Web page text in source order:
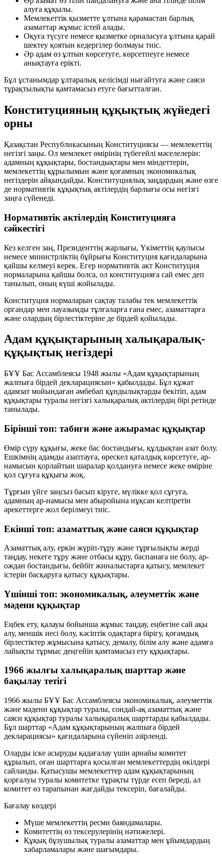
алуға құқылы.
Мемлекеттік қызметте ұлтына қарамастан барлық
азаматтар жұмыс істей алады.
Оқуға түсуге немесе қызметке орналасуға ұлтына қарай
шектеу қоятын кедергілер болмауы тиіс.
Әр адам өз ұлтын көрсетуге, көрсетпеуге немесе
анықтауға ерікті.
Бұл ұстанымдар ұлтаралық келісімді нығайтуға және саяси
тұрақтылықты қамтамасыз етуге бағытталған.
Конституцияның құқықтық жүйедегі
орны
Қазақстан Республикасының Конституциясы — мемлекеттің
негізгі заңы. Ол мемлекет өмірінің түбегейлі мәселелерін:
адамның құқықтары, бостандықтары мен міндеттерін,
мемлекеттің құрылымын және қоғамның экономикалық
негіздерін айқындайды. Конституциялық заңдардың және өзге
де нормативтік құқықтық актілердің барлығы осы негізгі
заңға сүйенеді.
Нормативтік актілердің Конституцияға
сәйкестігі
Кез келген заң, Президенттің жарлығы, Үкіметтің қаулысы
немесе министрліктің бұйрығы Конституция қағидаларына
қайшы келмеуі керек. Егер нормативтік акт Конституция
нормаларына қайшы болса, ол конституцияға сай емес деп
танылып, оның күші жойылады.
Конституция нормаларын сақтау талабы тек мемлекеттік
органдар мен лауазымды тұлғаларға ғана емес, азаматтарға
және олардың бірлестіктеріне де бірдей қойылады.
Адам құқықтарының халықаралық-
құқықтық негіздері
БҰҰ Бас Ассамблеясы 1948 жылы «Адам құқықтарының
жалпыға бірдей декларациясын» қабылдады. Бұл құжат
адамзат мойындаған әмбебап құндылықтарды бекітіп, адам
құқықтары туралы негізгі халықаралық актілердің бірі ретінде
танылады.
Бірінші топ: табиғи және ажырамас құқықтар
Өмір сүру құқығы, жеке бас бостандығы, құлдықтан азат болу.
Ешкімнің адамды азаптауға, өрескел қаталдық көрсетуге, ар-
намысын қорлайтын шаралар қолдануға немесе жеке өміріне
қол сұғуға құқығы жоқ.
Тұрғын үйге заңсыз басып кіруге, мүлікке қол сұғуға,
адамның ар-намысы мен абыройына нұқсан келтіретін
әрекеттерге жол берілмеуі тиіс.
Екінші топ: азаматтық және саяси құқықтар
Азаматтық алу, еркін жүріп-тұру және тұрғылықты жерді
таңдау, некеге тұру және отбасы құру, баспанаға ие болу, ар-
ождан бостандығы, бейбіт жиналыстарға қатысу, мемлекет
істерін басқаруға қатысу құқықтары.
Үшінші топ: экономикалық, әлеуметтік және
мәдени құқықтар
Еңбек ету, қалауы бойынша жұмыс таңдау, еңбегіне сай ақы
алу, меншік иесі болу, кәсіптік одақтарға бірігу, қоғамдық
бірлестіктер жұмысына қатысу, демалу, білім алу және адамға
лайықты тұрмыс деңгейін қамтамасыз ету құқықтары.
1966 жылғы халықаралық шарттар және
бақылау тетігі
1966 жылы БҰҰ Бас Ассамблеясы экономикалық, әлеуметтік
және мәдени құқықтар туралы, сондай-ақ азаматтық және
саяси құқықтар туралы халықаралық шарттарды қабылдады.
Бұл шарттар «Адам құқықтарының жалпыға бірдей
декларациясы» қағидаларына сүйеніп әзірленді.
Оларды іске асыруды қадағалау үшін арнайы комитет
құрылып, оған шарттарға қосылған мемлекеттердің өкілдері
сайланды. Қатысушы мемлекеттер адам құқықтарының
қорғалуы туралы комитетке тұрақты түрде есеп береді, ал
комитет өз тарапынан жағдайды тексеріп, бағалайды.
Бағалау көздері
Мүше мемлекеттің ресми баяндамалары.
Комитеттің өз тексерулерінің нәтижелері.
Құқық бұзушылық туралы азаматтар мен ұйымдардың
хабарламалары және шағымдары.